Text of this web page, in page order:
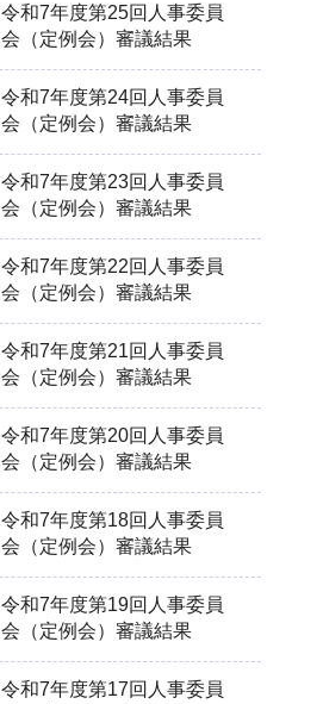
令和7年度第25回人事委員
会（定例会）審議結果
令和7年度第24回人事委員
会（定例会）審議結果
令和7年度第23回人事委員
会（定例会）審議結果
令和7年度第22回人事委員
会（定例会）審議結果
令和7年度第21回人事委員
会（定例会）審議結果
令和7年度第20回人事委員
会（定例会）審議結果
令和7年度第18回人事委員
会（定例会）審議結果
令和7年度第19回人事委員
会（定例会）審議結果
令和7年度第17回人事委員